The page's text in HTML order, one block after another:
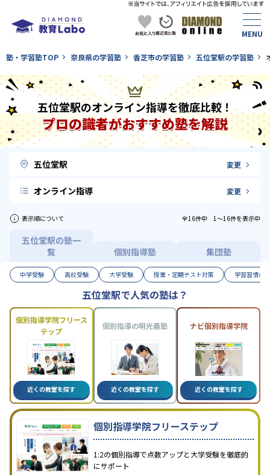
塾・学習塾TOP 奈良県の学習塾 香芝市の学習塾 五位堂駅の学習塾
五位堂駅のオンライン指導を徹底比較！
プロの識者がおすすめ塾を解説
五位堂駅 変更
オンライン指導 変更
表示順について 全16件中 1〜16件を表示中
五位堂駅の塾一
覧
個別指導塾 集団塾
中学受験 高校受験 大学受験 授業・定期テスト対策 学習習慣の
五位堂駅で人気の塾は？
個別指導学院フリース
テップ
近くの教室を探す
個別指導の明光義塾
近くの教室を探す
ナビ個別指導学院
近くの教室を探す
個別指導学院フリーステップ
1:2の個別指導で点数アップと大学受験を徹底的
にサポート